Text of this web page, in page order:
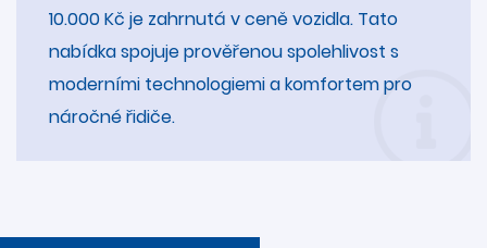
10.000 Kč je zahrnutá v ceně vozidla. Tato
nabídka spojuje prověřenou spolehlivost s
moderními technologiemi a komfortem pro
náročné řidiče.